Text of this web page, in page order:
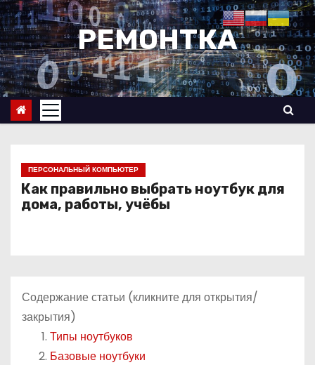
П
е
р
е
й
и
РЕМОНТКА
ПЕРСОНАЛЬНЫЙ КОМПЬЮТЕР
Как правильно выбрать ноутбук для
дома, работы, учёбы
Содержание статьи (кликните для открытия/
закрытия)
Типы ноутбуков
Базовые ноутбуки